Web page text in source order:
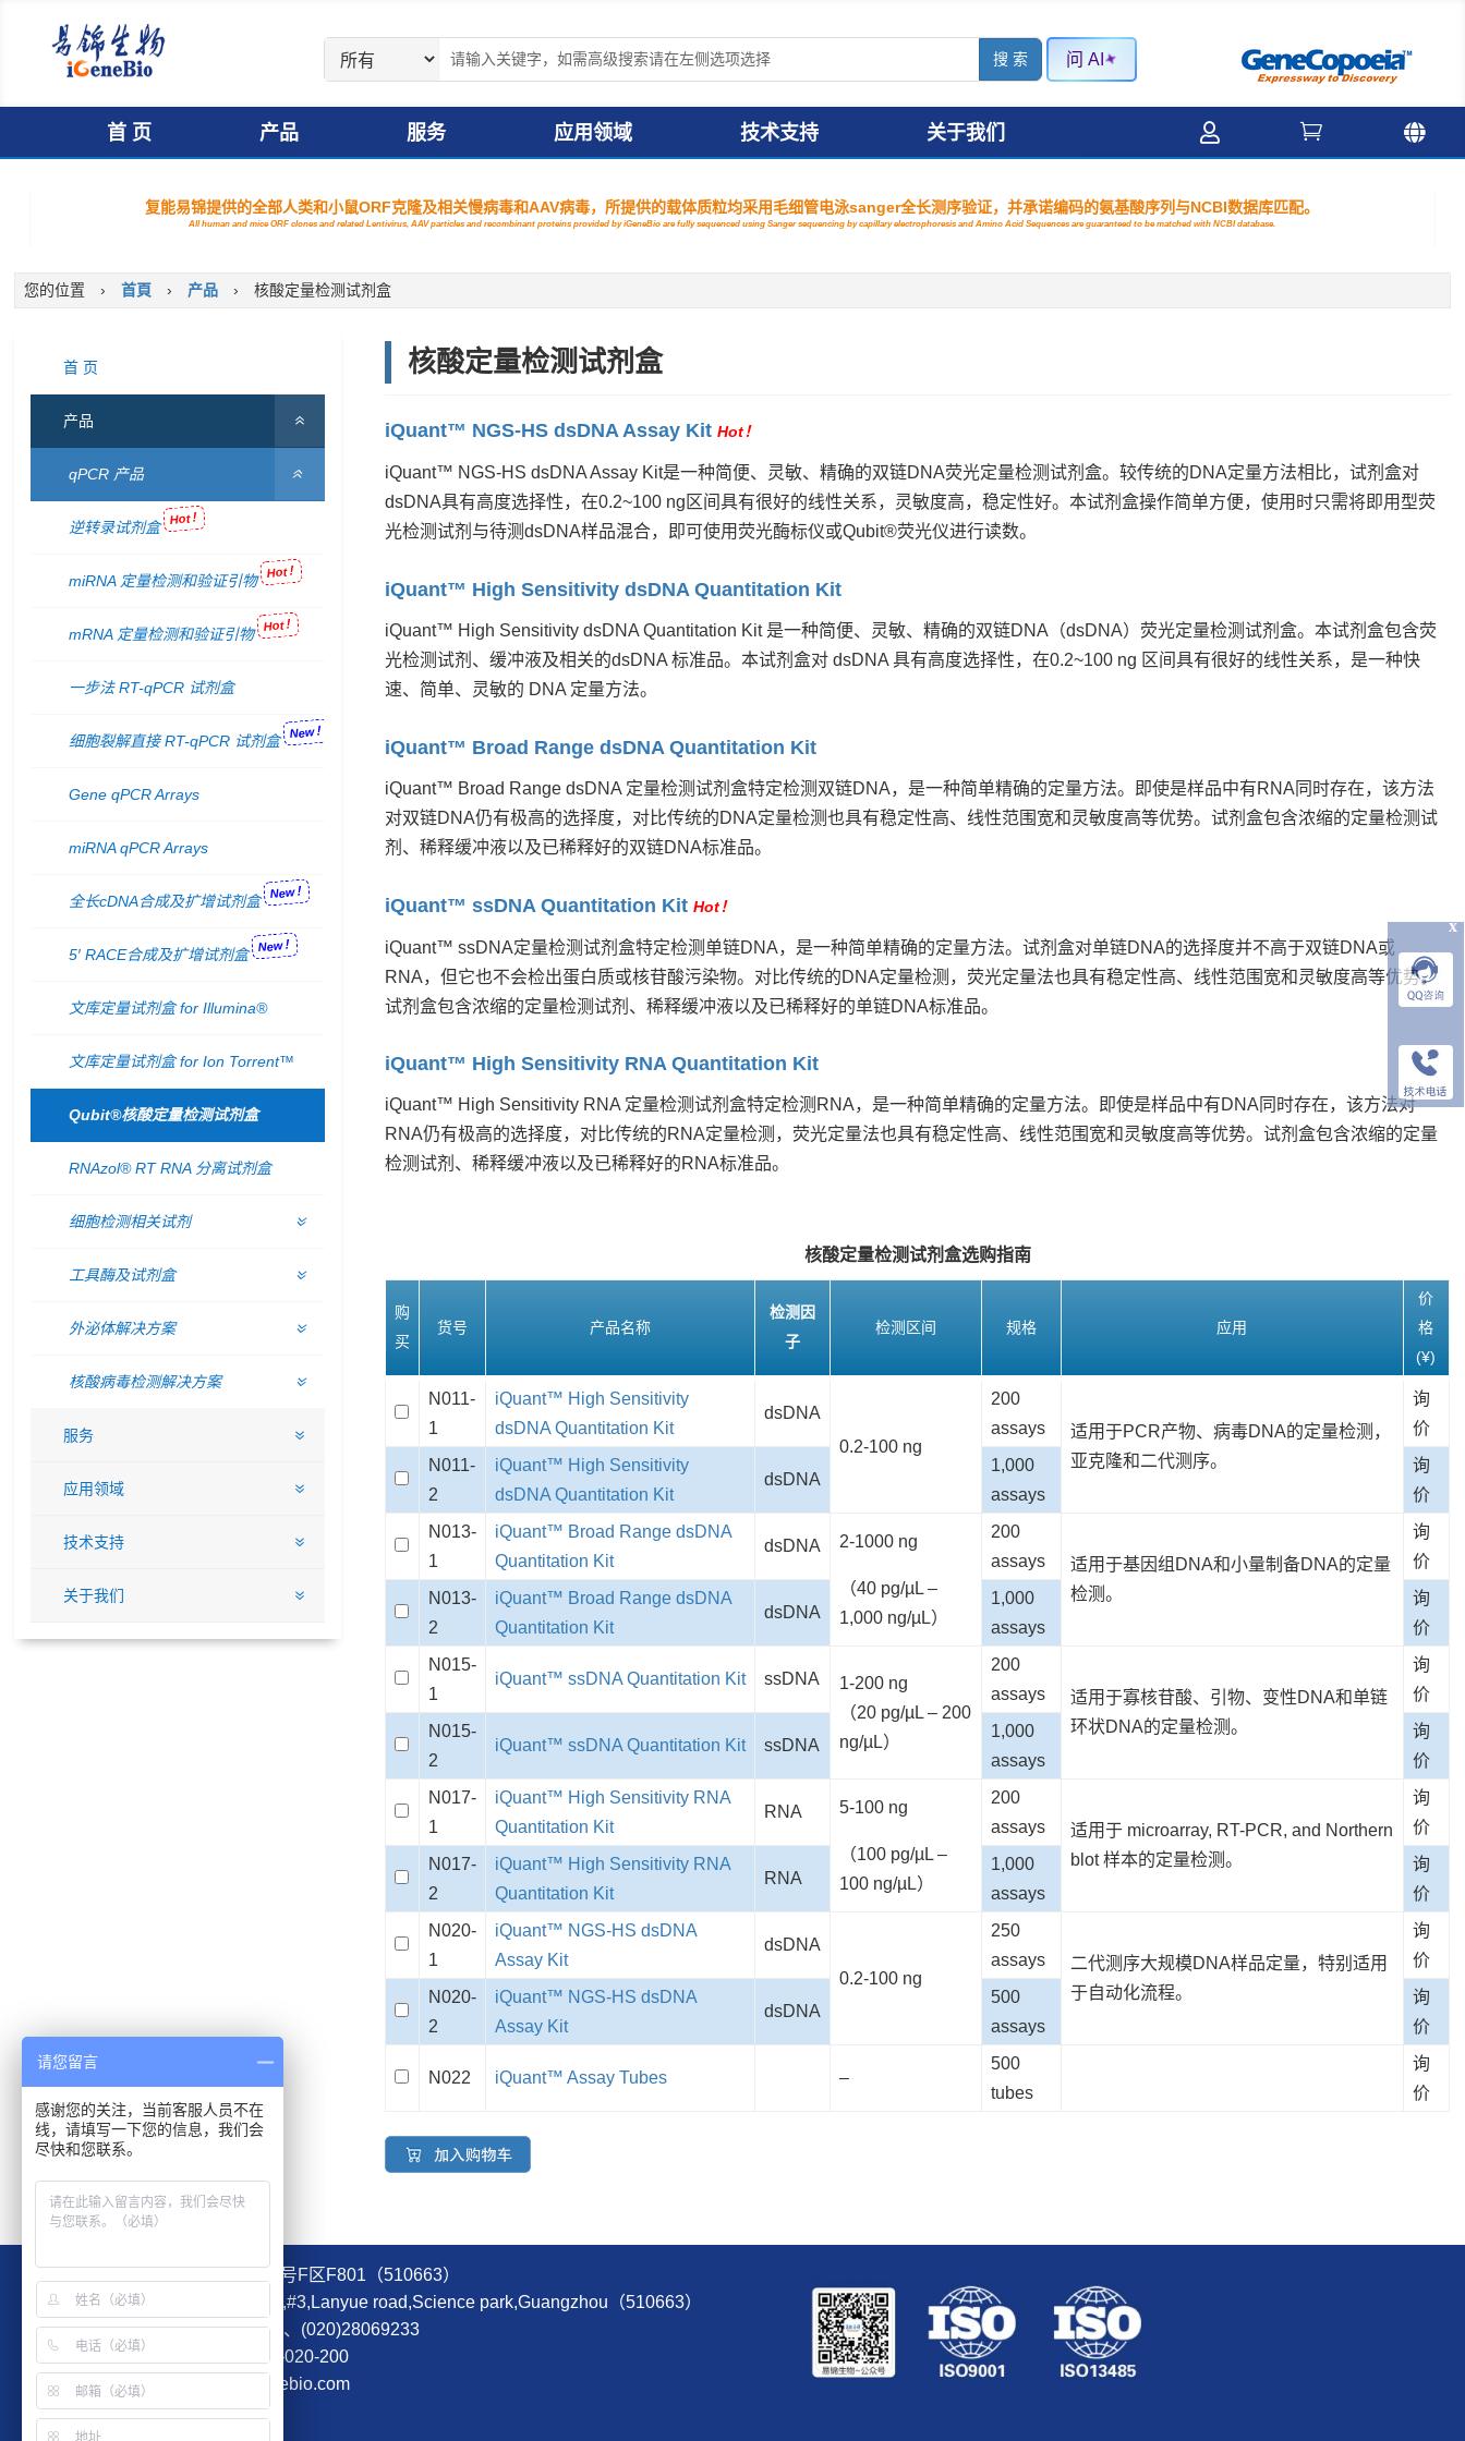
问 AI
首 页 产品 服务 应用领域 技术支持 关于我们   
复能易锦提供的全部人类和小鼠ORF克隆及相关慢病毒和AAV病毒，所提供的载体质粒均采用毛细管电泳sanger全长测序验证，并承诺编码的氨基酸序列与NCBI数据库匹配。
All human and mice ORF clones and related Lentivirus, AAV particles and recombinant proteins provided by iGeneBio are fully sequenced using Sanger sequencing by capillary electrophoresis and Amino Acid Sequences are guaranteed to be matched with NCBI database.
您的位置 › 首頁 › 产品 › 核酸定量检测试剂盒
首 页
产品
qPCR 产品
逆转录试剂盒
Hot！
miRNA 定量检测和验证引物
Hot！
mRNA 定量检测和验证引物
Hot！
一步法 RT-qPCR 试剂盒
细胞裂解直接 RT-qPCR 试剂盒
New！
Gene qPCR Arrays
miRNA qPCR Arrays
全长cDNA合成及扩增试剂盒
New！
5′ RACE合成及扩增试剂盒
New！
文库定量试剂盒 for Illumina®
文库定量试剂盒 for Ion Torrent™
Qubit®核酸定量检测试剂盒
RNAzol® RT RNA 分离试剂盒
细胞检测相关试剂
工具酶及试剂盒
外泌体解决方案
核酸病毒检测解决方案
服务
应用领域
技术支持
关于我们
核酸定量检测试剂盒
iQuant™ NGS-HS dsDNA Assay Kit Hot！
iQuant™ NGS-HS dsDNA Assay Kit是一种简便、灵敏、精确的双链DNA荧光定量检测试剂盒。较传统的DNA定量方法相比，试剂盒对
dsDNA具有高度选择性，在0.2~100 ng区间具有很好的线性关系，灵敏度高，稳定性好。本试剂盒操作简单方便，使用时只需将即用型荧
光检测试剂与待测dsDNA样品混合，即可使用荧光酶标仪或Qubit®荧光仪进行读数。
iQuant™ High Sensitivity dsDNA Quantitation Kit
iQuant™ High Sensitivity dsDNA Quantitation Kit 是一种简便、灵敏、精确的双链DNA（dsDNA）荧光定量检测试剂盒。本试剂盒包含荧
光检测试剂、缓冲液及相关的dsDNA 标准品。本试剂盒对 dsDNA 具有高度选择性，在0.2~100 ng 区间具有很好的线性关系，是一种快
速、简单、灵敏的 DNA 定量方法。
iQuant™ Broad Range dsDNA Quantitation Kit
iQuant™ Broad Range dsDNA 定量检测试剂盒特定检测双链DNA，是一种简单精确的定量方法。即使是样品中有RNA同时存在，该方法
对双链DNA仍有极高的选择度，对比传统的DNA定量检测也具有稳定性高、线性范围宽和灵敏度高等优势。试剂盒包含浓缩的定量检测试
剂、稀释缓冲液以及已稀释好的双链DNA标准品。
iQuant™ ssDNA Quantitation Kit Hot！
iQuant™ ssDNA定量检测试剂盒特定检测单链DNA，是一种简单精确的定量方法。试剂盒对单链DNA的选择度并不高于双链DNA或
RNA，但它也不会检出蛋白质或核苷酸污染物。对比传统的DNA定量检测，荧光定量法也具有稳定性高、线性范围宽和灵敏度高等优势。
试剂盒包含浓缩的定量检测试剂、稀释缓冲液以及已稀释好的单链DNA标准品。
iQuant™ High Sensitivity RNA Quantitation Kit
iQuant™ High Sensitivity RNA 定量检测试剂盒特定检测RNA，是一种简单精确的定量方法。即使是样品中有DNA同时存在，该方法对
RNA仍有极高的选择度，对比传统的RNA定量检测，荧光定量法也具有稳定性高、线性范围宽和灵敏度高等优势。试剂盒包含浓缩的定量
检测试剂、稀释缓冲液以及已稀释好的RNA标准品。
核酸定量检测试剂盒选购指南
购
买
货号 产品名称
检测因
子
检测区间 规格 应用
价
格
(¥)
N011-
1
iQuant™ High Sensitivity
dsDNA Quantitation Kit
dsDNA
0.2-100 ng
200
assays
适用于PCR产物、病毒DNA的定量检测，
亚克隆和二代测序。
询
价
N011-
2
iQuant™ High Sensitivity
dsDNA Quantitation Kit
dsDNA
1,000
assays
询
价
N013-
1
iQuant™ Broad Range dsDNA
Quantitation Kit
dsDNA 2-1000 ng
（40 pg/µL –
1,000 ng/µL）
200
assays
适用于基因组DNA和小量制备DNA的定量
检测。
询
价
N013-
2
iQuant™ Broad Range dsDNA
Quantitation Kit
dsDNA
1,000
assays
询
价
N015-
1
iQuant™ ssDNA Quantitation Kit ssDNA
1-200 ng
（20 pg/µL – 200
ng/µL）
200
assays
适用于寡核苷酸、引物、变性DNA和单链
环状DNA的定量检测。
询
价
N015-
2
iQuant™ ssDNA Quantitation Kit ssDNA
1,000
assays
询
价
N017-
1
iQuant™ High Sensitivity RNA
Quantitation Kit
RNA 5-100 ng
（100 pg/µL –
100 ng/µL）
200
assays
适用于 microarray, RT-PCR, and Northern
blot 样本的定量检测。
询
价
N017-
2
iQuant™ High Sensitivity RNA
Quantitation Kit
RNA
1,000
assays
询
价
N020-
1
iQuant™ NGS-HS dsDNA
Assay Kit
dsDNA
0.2-100 ng
250
assays
二代测序大规模DNA样品定量，特别适用
于自动化流程。
询
价
N020-
2
iQuant™ NGS-HS dsDNA
Assay Kit
dsDNA
500
assays
询
价
N022 iQuant™ Assay Tubes –
500
tubes
询
价
地址：广州科学城揽月路3号F区F801（510663）
Address：F801,Building F,#3,Lanyue road,Science park,Guangzhou（510663）
电话(Tel)：(020)28069288、(020)28069233
订购电话(To order)：4006-020-200
邮箱(Email)：sales@igenebio.com
x
请您留言
感谢您的关注，当前客服人员不在
线，请填写一下您的信息，我们会
尽快和您联系。